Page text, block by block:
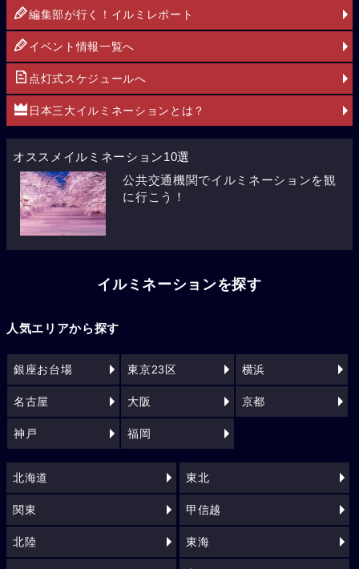
編集部が行く！イルミレポート
イベント情報一覧へ
点灯式スケジュールへ
日本三大イルミネーションとは？
オススメイルミネーション10選
公共交通機関でイルミネーションを観
に行こう！
イルミネーションを探す
人気エリアから探す
銀座お台場 東京23区 横浜
名古屋 大阪 京都
神戸 福岡
北海道 東北
関東 甲信越
北陸 東海